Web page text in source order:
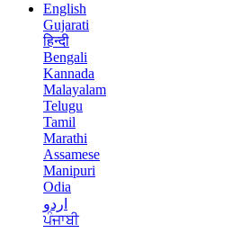
English
Gujarati
हिन्दी
Bengali
Kannada
Malayalam
Telugu
Tamil
Marathi
Assamese
Manipuri
Odia
اردو
ਪੰਜਾਬੀ